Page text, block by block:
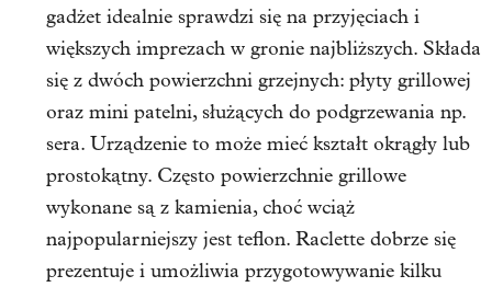
gadżet idealnie sprawdzi się na przyjęciach i
większych imprezach w gronie najbliższych. Składa
się z dwóch powierzchni grzejnych: płyty grillowej
oraz mini patelni, służących do podgrzewania np.
sera. Urządzenie to może mieć kształt okrągły lub
prostokątny. Często powierzchnie grillowe
wykonane są z kamienia, choć wciąż
najpopularniejszy jest teflon. Raclette dobrze się
prezentuje i umożliwia przygotowywanie kilku